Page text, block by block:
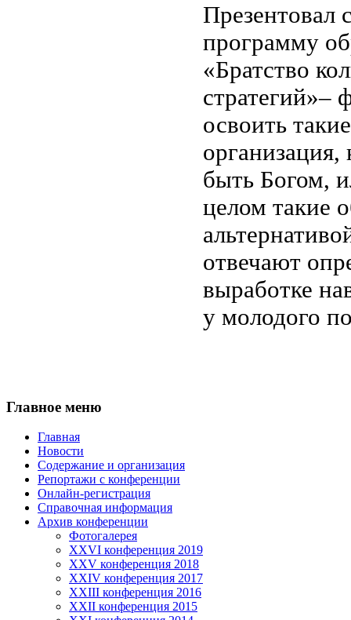
Презентовал
программу
«Братство
стратегий»–
освоить
быть Богом,
целом такие
отвечают
выработке
у молодого
Главное меню
Главная
Новости
Содержание и организация
Репортажи с конференции
Онлайн-регистрация
Справочная информация
Архив конференции
Фотогалерея
XXVI конференция 2019
XXV конференция 2018
XXIV конференция 2017
XXIII конференция 2016
XXII конференция 2015